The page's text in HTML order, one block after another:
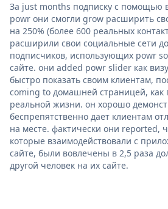
За just months подписку с помощью
powr они смогли grow расширить
на 250% (более 600 реальных
расширили свои социальные сети
подписчиков, использующих powr
сайте. они added powr slider как
быстро показать своим клиентам,
coming to домашней страницей, как
реальной жизни. он хорошо
беспрепятственно дает клиентам
на месте. фактически они reported,
которые взаимодействовали с
сайте, были вовлечены в 2,5 раза
другой человек на их сайте.